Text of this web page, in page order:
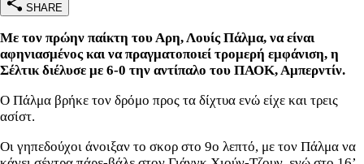
SHARE
Με τον πρώην παίκτη του Αρη, Λουίς Πάλμα, να είναι
αφηνιασμένος και να πραγματοποιεί τρομερή εμφάνιση, η
Σέλτικ διέλυσε με 6-0 την αντίπαλο του ΠΑΟΚ, Αμπερντίν.
Ο Πάλμα βρήκε τον δρόμο προς τα δίχτυα ενώ είχε και τρεις
ασίστ.
Οι γηπεδούχοι άνοιξαν το σκορ στο 9ο λεπτό, με τον Πάλμα να